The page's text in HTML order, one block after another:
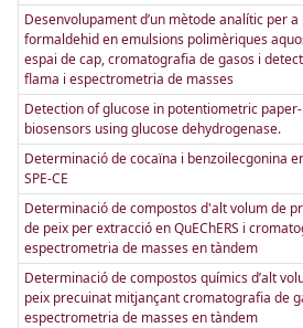
Desenvolupament d’un mètode analític per
formaldehid en emulsions polimèriques
espai de cap, cromatografia de gasos i
flama i espectrometria de masses
Detection of glucose in potentiometric
biosensors using glucose dehydrogenase.
Determinació de cocaïna i benzoilecgonina
SPE-CE
Determinació de compostos d'alt volum de
de peix per extracció en QuEChERS i
espectrometria de masses en tàndem
Determinació de compostos químics d’alt
peix precuinat mitjançant cromatografia de
espectrometria de masses en tàndem